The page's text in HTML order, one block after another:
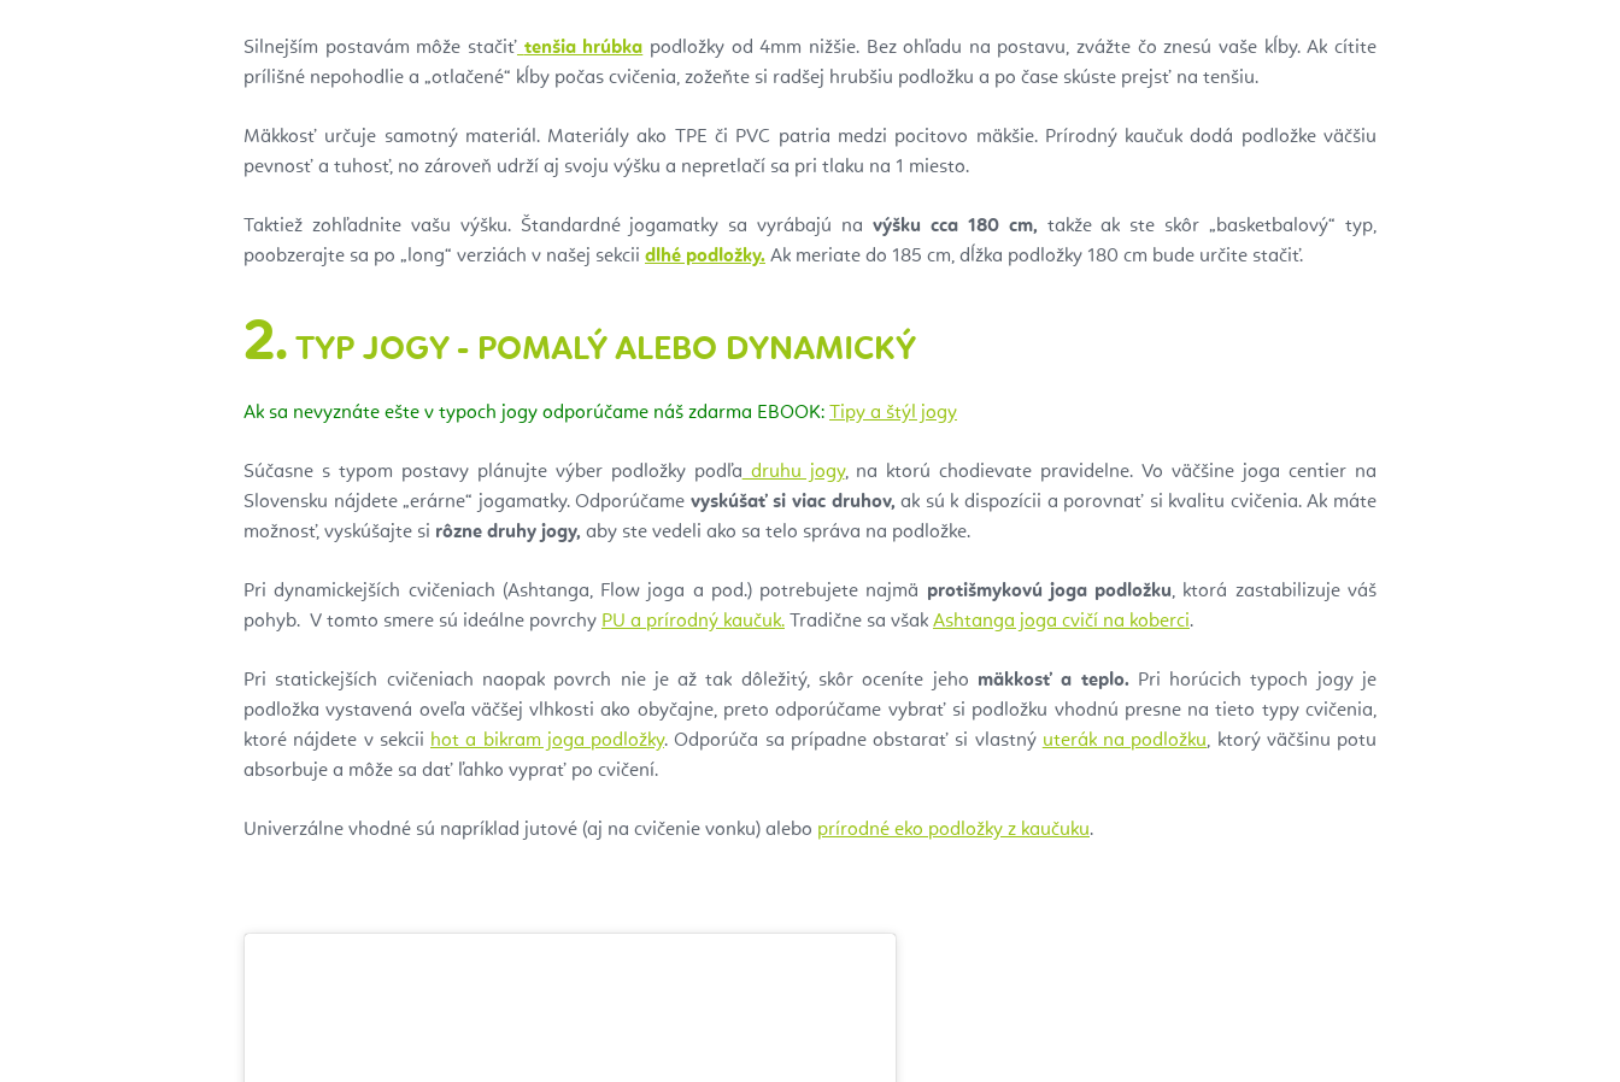
Silnejším postavám môže stačiť tenšia hrúbka podložky od 4mm nižšie. Bez ohľadu na postavu, zvážte čo znesú vaše kĺby. Ak cítite
prílišné nepohodlie a „otlačené“ kĺby počas cvičenia, zožeňte si radšej hrubšiu podložku a po čase skúste prejsť na tenšiu.
Mäkkosť určuje samotný materiál. Materiály ako TPE či PVC patria medzi pocitovo mäkšie. Prírodný kaučuk dodá podložke väčšiu
pevnosť a tuhosť, no zároveň udrží aj svoju výšku a nepretlačí sa pri tlaku na 1 miesto.
Taktiež zohľadnite vašu výšku. Štandardné jogamatky sa vyrábajú na výšku cca 180 cm, takže ak ste skôr „basketbalový“ typ,
poobzerajte sa po „long“ verziách v našej sekcii dlhé podložky. Ak meriate do 185 cm, dĺžka podložky 180 cm bude určite stačiť.
2. TYP JOGY - POMALÝ ALEBO DYNAMICKÝ
Ak sa nevyznáte ešte v typoch jogy odporúčame náš zdarma EBOOK: Tipy a štýl jogy
Súčasne s typom postavy plánujte výber podložky podľa druhu jogy, na ktorú chodievate pravidelne. Vo väčšine joga centier na
Slovensku nájdete „erárne“ jogamatky. Odporúčame vyskúšať si viac druhov, ak sú k dispozícii a porovnať si kvalitu cvičenia. Ak máte
možnosť, vyskúšajte si rôzne druhy jogy, aby ste vedeli ako sa telo správa na podložke.
Pri dynamickejších cvičeniach (Ashtanga, Flow joga a pod.) potrebujete najmä protišmykovú joga podložku, ktorá zastabilizuje váš
pohyb. V tomto smere sú ideálne povrchy PU a prírodný kaučuk. Tradične sa však Ashtanga joga cvičí na koberci.
Pri statickejších cvičeniach naopak povrch nie je až tak dôležitý, skôr oceníte jeho mäkkosť a teplo. Pri horúcich typoch jogy je
podložka vystavená oveľa väčšej vlhkosti ako obyčajne, preto odporúčame vybrať si podložku vhodnú presne na tieto typy cvičenia,
ktoré nájdete v sekcii hot a bikram joga podložky. Odporúča sa prípadne obstarať si vlastný uterák na podložku, ktorý väčšinu potu
absorbuje a môže sa dať ľahko vyprať po cvičení.
Univerzálne vhodné sú napríklad jutové (aj na cvičenie vonku) alebo prírodné eko podložky z kaučuku.